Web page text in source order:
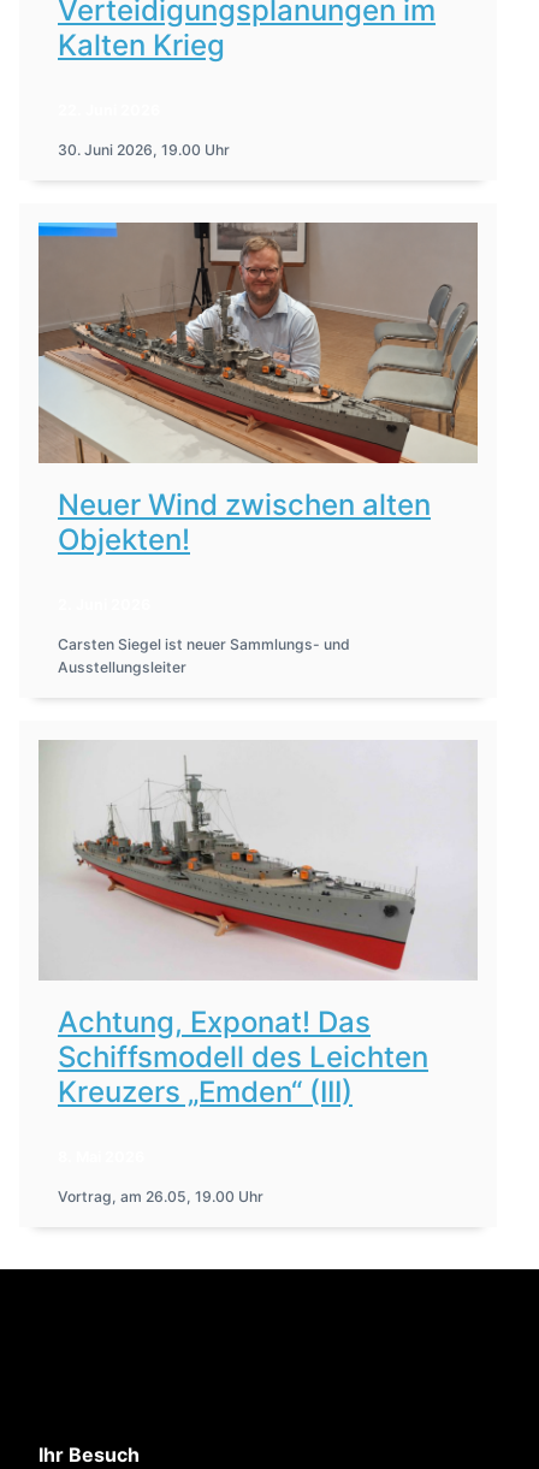
Verteidigungsplanungen im
Kalten Krieg
30. Juni 2026, 19.00 Uhr
Neuer Wind zwischen alten
Objekten!
Carsten Siegel ist neuer Sammlungs- und
Ausstellungsleiter
Achtung, Exponat! Das
Schiffsmodell des Leichten
Kreuzers „Emden“ (III)
Vortrag, am 26.05, 19.00 Uhr
Ihr Besuch